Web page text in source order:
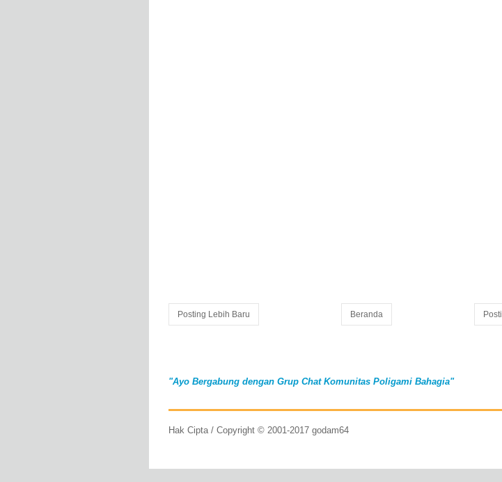
Posting Lebih Baru Beranda
"Ayo Bergabung dengan Grup Chat Komunitas Poligami Bahagia"
Hak Cipta / Copyright © 2001-2017 godam64